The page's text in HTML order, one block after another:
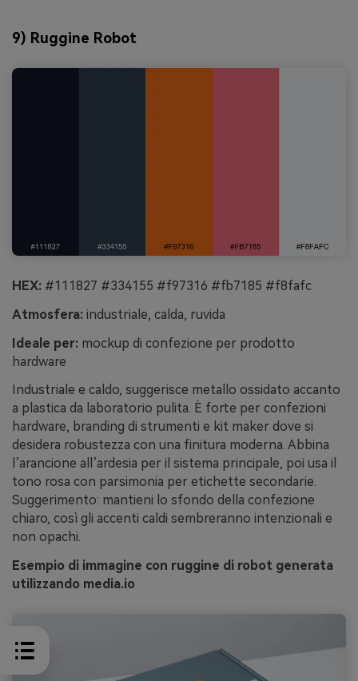
9) Ruggine Robot
HEX: #111827 #334155 #f97316 #fb7185 #f8fafc
Atmosfera: industriale, calda, ruvida
Ideale per: mockup di confezione per prodotto
hardware
Industriale e caldo, suggerisce metallo ossidato accanto
a plastica da laboratorio pulita. È forte per confezioni
hardware, branding di strumenti e kit maker dove si
desidera robustezza con una finitura moderna. Abbina
l’arancione all’ardesia per il sistema principale, poi usa il
tono rosa con parsimonia per etichette secondarie.
Suggerimento: mantieni lo sfondo della confezione
chiaro, così gli accenti caldi sembreranno intenzionali e
non opachi.
Esempio di immagine con ruggine di robot generata
utilizzando media.io